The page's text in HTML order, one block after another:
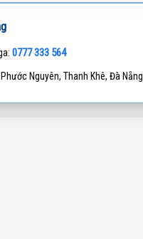
0777 333 564
Nguyên, Thanh Khê, Đà Nẵng